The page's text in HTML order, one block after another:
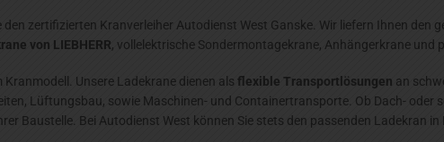
zertifizierten Kranverleiher Autodienst West Ganske. Wir liefern Ihnen den
von LIEBHERR, vollelektrische Sondermontagekrane, Anhängerkrane und
Unsere Ladekrane dienen als flexible Transportlösungen an
Lüftungsbau, sowie Maschinen- und Containertransporte. Ob Dach- oder
Baustelle. Bei Autodienst West können Sie stets den passenden Ladekran